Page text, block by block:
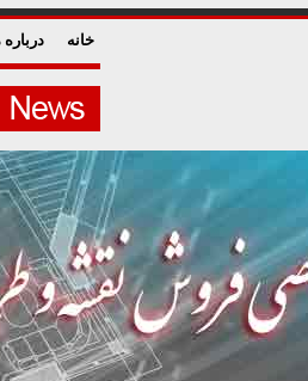
خانه درباره